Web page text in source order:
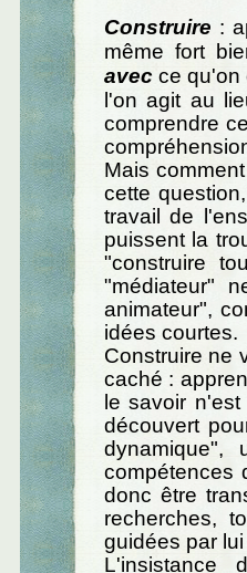
Construire :
même fort
avec ce qu'on
l'on agit au
comprendre
Mais
cette
travail de
puissent la
"construire
"médiateur"
animateur",
idées courtes.
Construire ne
caché :
le savoir
découvert
compétences
donc être
recherches,
guidées par